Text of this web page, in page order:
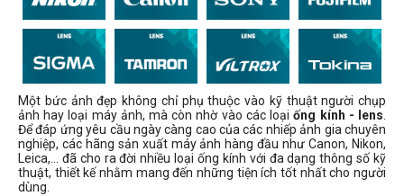
đ – đ
0đ 661990000
Loại ngàm lens
Một bức ảnh đẹp không chỉ phụ thuộc vào kỹ thuật người chụp
ảnh hay loại máy ảnh, mà còn nhờ vào các loạiống kính - lens
Để đáp ứng yêu cầu ngày càng cao của các nhiếp ảnh gia chuyên
nghiệp, các hãng sản xuất máy ảnh hàng đầu như Canon, Nikon,
Leica,… đã cho ra đời nhiều loại ống kính với đa dạng thông số kỹ
thuật, thiết kế nhằm mang đến những tiện ích tốt nhất cho người
dùng.